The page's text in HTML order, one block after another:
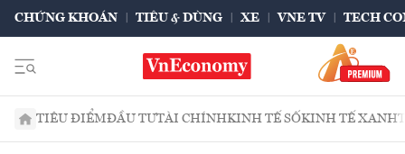
CHỨNG KHOÁN TIÊU & DÙNG XE VNE TV TECH
TIÊU ĐIỂMĐẦU TƯTÀI CHÍNHKINH TẾ SỐKINH TẾ XANH